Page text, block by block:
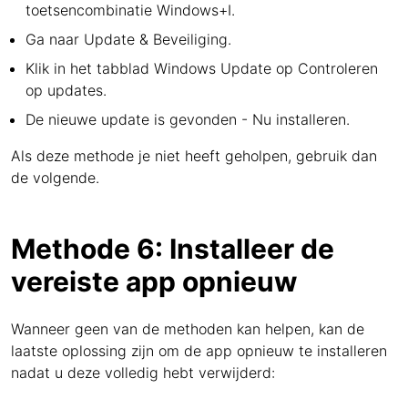
toetsencombinatie Windows+I.
Ga naar Update & Beveiliging.
Klik in het tabblad Windows Update op Controleren
op updates.
De nieuwe update is gevonden - Nu installeren.
Als deze methode je niet heeft geholpen, gebruik dan
de volgende.
Methode 6: Installeer de
vereiste app opnieuw
Wanneer geen van de methoden kan helpen, kan de
laatste oplossing zijn om de app opnieuw te installeren
nadat u deze volledig hebt verwijderd: